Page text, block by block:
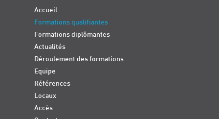
Accueil
Formations qualifiantes
Formations diplômantes
Actualités
Déroulement des formations
Equipe
Références
Locaux
Accès